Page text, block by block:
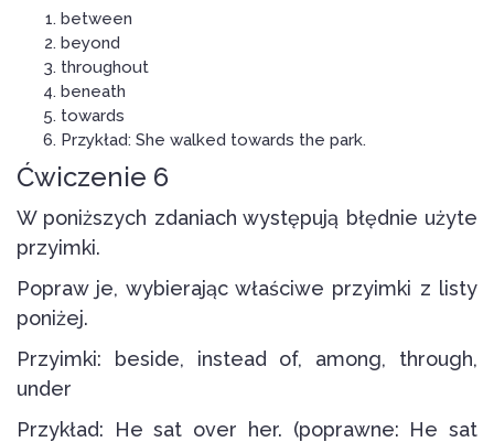
between
beyond
throughout
beneath
towards
Przykład: She walked towards the park.
Ćwiczenie 6
W poniższych zdaniach występują błędnie użyte
przyimki.
Popraw je, wybierając właściwe przyimki z listy
poniżej.
Przyimki: beside, instead of, among, through,
under
Przykład: He sat over her. (poprawne: He sat